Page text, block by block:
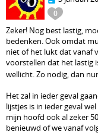
0
Zeker! Nog best lastig,
bedenken. Ook omdat
niet of het lukt dat vanaf
voorstellen dat het lastig
wellicht. Zo nodig, dan
Het zal in ieder geval
lijstjes is in ieder geval
mijn hoofd ook al zeker
benieuwd of we vanaf